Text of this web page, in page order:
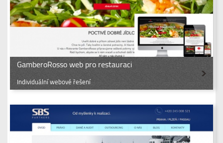
GamberoRosso web pro restauraci
Individuální webové řešení